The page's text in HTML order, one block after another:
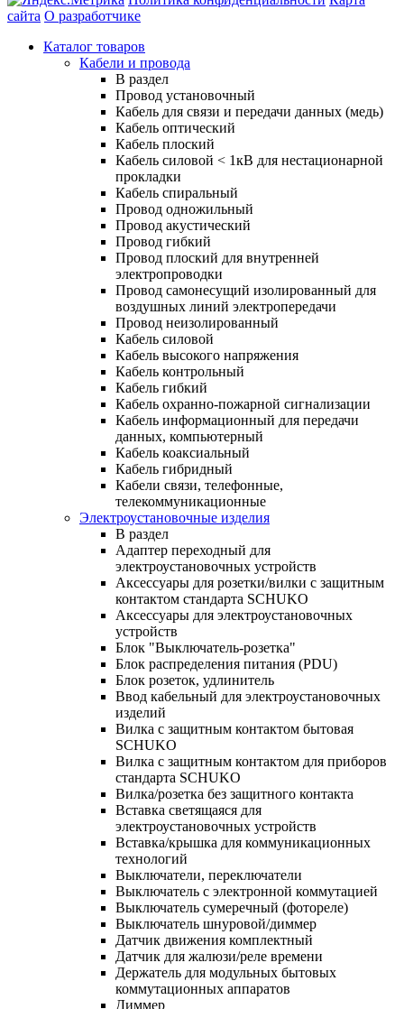
сайта О разработчике
Каталог товаров
Кабели и провода
В раздел
Провод установочный
Кабель для связи и передачи данных (медь)
Кабель оптический
Кабель плоский
Кабель силовой < 1кВ для нестационарной
прокладки
Кабель спиральный
Провод одножильный
Провод акустический
Провод гибкий
Провод плоский для внутренней
электропроводки
Провод самонесущий изолированный для
воздушных линий электропередачи
Провод неизолированный
Кабель силовой
Кабель высокого напряжения
Кабель контрольный
Кабель гибкий
Кабель охранно-пожарной сигнализации
Кабель информационный для передачи
данных, компьютерный
Кабель коаксиальный
Кабель гибридный
Кабели связи, телефонные,
телекоммуникационные
Электроустановочные изделия
В раздел
Адаптер переходный для
электроустановочных устройств
Аксессуары для розетки/вилки с защитным
контактом стандарта SCHUKO
Аксессуары для электроустановочных
устройств
Блок "Выключатель-розетка"
Блок распределения питания (PDU)
Блок розеток, удлинитель
Ввод кабельный для электроустановочных
изделий
Вилка с защитным контактом бытовая
SCHUKO
Вилка с защитным контактом для приборов
стандарта SCHUKO
Вилка/розетка без защитного контакта
Вставка светящаяся для
электроустановочных устройств
Вставка/крышка для коммуникационных
технологий
Выключатели, переключатели
Выключатель с электронной коммутацией
Выключатель сумеречный (фотореле)
Выключатель шнуровой/диммер
Датчик движения комплектный
Датчик для жалюзи/реле времени
Держатель для модульных бытовых
коммутационных аппаратов
Диммер